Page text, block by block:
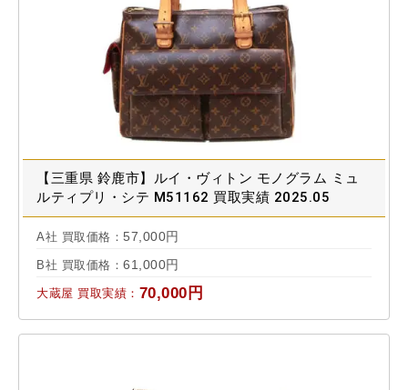
【三重県 鈴鹿市】ルイ・ヴィトン モノグラム ミュ
ルティプリ・シテ M51162 買取実績 2025.05
A社 買取価格： 57,000円
B社 買取価格： 61,000円
大蔵屋 買取実績： 70,000円